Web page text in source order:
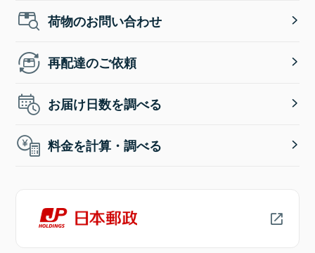
荷物のお問い合わせ
再配達のご依頼
お届け日数を調べる
料金を計算・調べる